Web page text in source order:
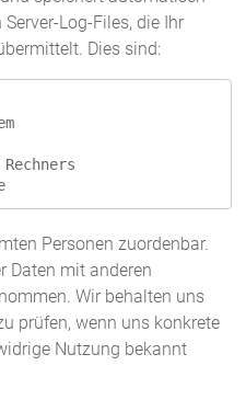
Log-Files, die Ihr
Dies sind:
Personen zuordenbar.
Daten mit anderen
Wir behalten uns
prüfen, wenn uns konkrete
Nutzung bekannt